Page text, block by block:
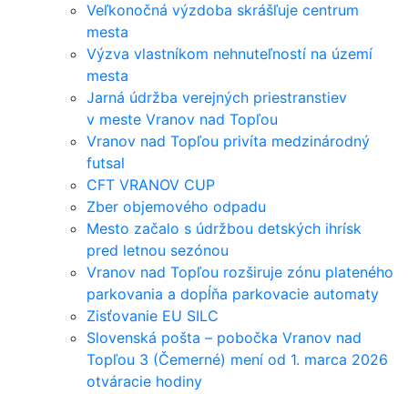
Veľkonočná výzdoba skrášľuje centrum
mesta
Výzva vlastníkom nehnuteľností na území
mesta
Jarná údržba verejných priestranstiev
v meste Vranov nad Topľou
Vranov nad Topľou privíta medzinárodný
futsal
CFT VRANOV CUP
Zber objemového odpadu
Mesto začalo s údržbou detských ihrísk
pred letnou sezónou
Vranov nad Topľou rozširuje zónu plateného
parkovania a dopĺňa parkovacie automaty
Zisťovanie EU SILC
Slovenská pošta – pobočka Vranov nad
Topľou 3 (Čemerné) mení od 1. marca 2026
otváracie hodiny